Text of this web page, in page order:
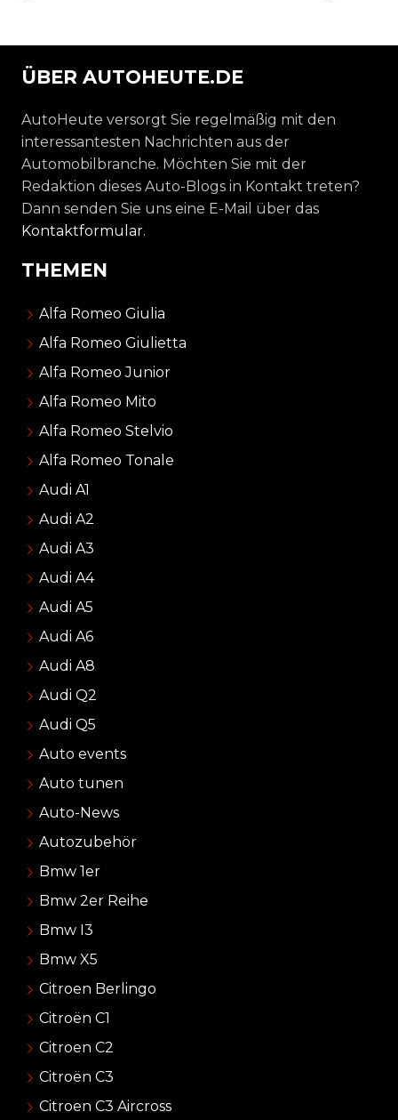
ÜBER AUTOHEUTE.DE
AutoHeute versorgt Sie regelmäßig mit den
interessantesten Nachrichten aus der
Automobilbranche. Möchten Sie mit der
Redaktion dieses Auto-Blogs in Kontakt treten?
Dann senden Sie uns eine E-Mail über das
Kontaktformular.
THEMEN
Alfa Romeo Giulia
Alfa Romeo Giulietta
Alfa Romeo Junior
Alfa Romeo Mito
Alfa Romeo Stelvio
Alfa Romeo Tonale
Audi A1
Audi A2
Audi A3
Audi A4
Audi A5
Audi A6
Audi A8
Audi Q2
Audi Q5
Auto events
Auto tunen
Auto-News
Autozubehör
Bmw 1er
Bmw 2er Reihe
Bmw I3
Bmw X5
Citroen Berlingo
Citroën C1
Citroen C2
Citroën C3
Citroen C3 Aircross